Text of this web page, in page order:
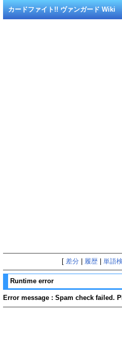
カードファイト!! ヴァンガード Wiki
[ 差分 履歴| 単語
Runtime error
Error message : Spam check failed.